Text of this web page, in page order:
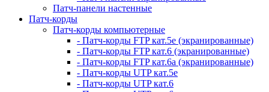
Патч-панели настенные
Патч-корды
Патч-корды компьютерные
- Патч-корды FTP кат.5е (экранированные)
- Патч-корды FTP кат.6 (экранированные)
- Патч-корды FTP кат.6а (экранированные)
- Патч-корды UTP кат.5е
- Патч-корды UTP кат.6